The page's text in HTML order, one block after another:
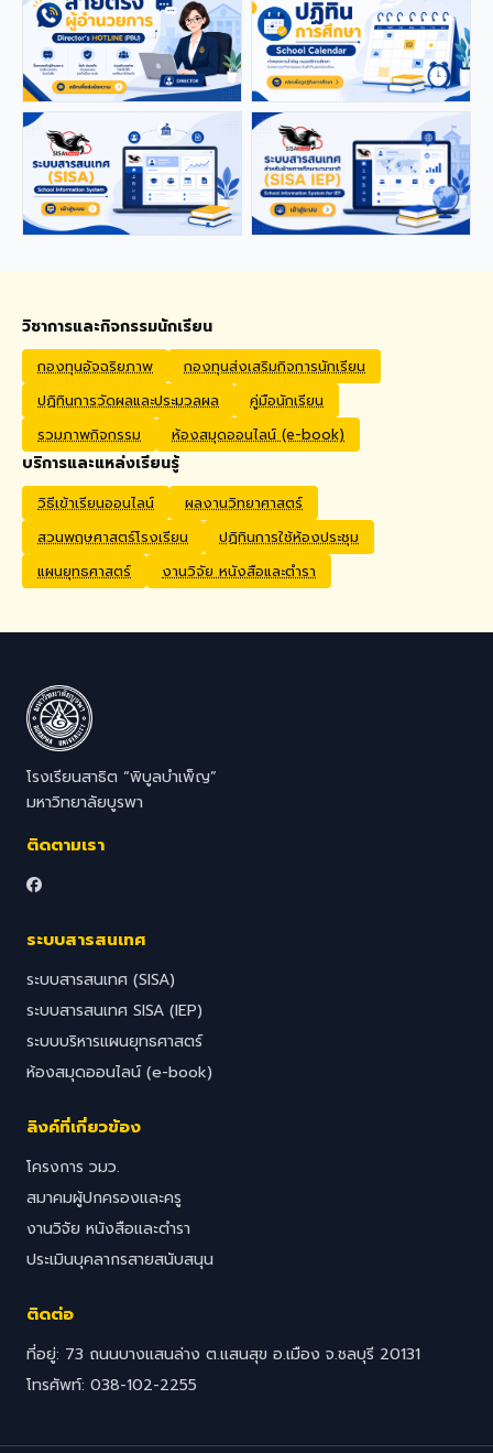
foreign educators for
teaching positions
covering Kindergarten,
Primary, and High School
Salary: 30,000 – 40,000
THB Housing Allowance:
6,500 THB Full assistance
with Visa and Work Permit
extensions Private Health
Insurance cover
Speakers or Non-Native
English Speakers with a
verified TOEIC score of at
least 785. Prior teaching
experience is preferred.
Interested candidates
should submit their CV,
passport copy, degree
certificates, relevant
transcripts/documents,
introduction via email to
วิชาการและกิจกรรมนักเรียน
กองทุนอัจฉริยภาพ
กองทุนส่งเสริมกิจการนักเรียน
ปฏิทินการวัดผลและประมวลผล
คู่มือนักเรียน
รวมภาพกิจกรรม
ห้องสมุดออนไลน์ (e-book)
บริการและแหล่งเรียนรู้
วิธีเข้าเรียนออนไลน์
ผลงานวิทยาศาสตร์
สวนพฤษศาสตร์โรงเรียน
ปฏิทินการใช้ห้องประชุม
แผนยุทธศาสตร์
งานวิจัย หนังสือและตำรา
โรงเรียนสาธิต “พิบูลบำเพ็ญ”
มหาวิทยาลัยบูรพา
ติดตามเรา
ระบบสารสนเทศ
ระบบสารสนเทศ (SISA)
ระบบสารสนเทศ SISA (IEP)
ระบบบริหารแผนยุทธศาสตร์
ห้องสมุดออนไลน์ (e-book)
ลิงค์ที่เกี่ยวข้อง
โครงการ วมว.
สมาคมผู้ปกครองและครู
งานวิจัย หนังสือและตำรา
ประเมินบุคลากรสายสนับสนุน
ติดต่อ
ที่อยู่: 73 ถนนบางแสนล่าง ต.แสนสุข อ.เมือง จ.ชลบุรี 20131
โทรศัพท์: 038-102-2255